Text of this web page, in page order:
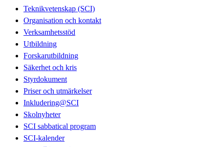
Teknikvetenskap (SCI)
Organisation och kontakt
Verksamhetsstöd
Utbildning
Forskarutbildning
Säkerhet och kris
Styrdokument
Priser och utmärkelser
Inkludering@SCI
Skolnyheter
SCI sabbatical program
SCI-kalender